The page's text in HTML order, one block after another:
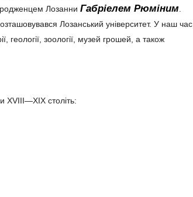
Лозанни Габріелем Рюміним.
Лозанський університет. У наш час
геології, зоології, музей грошей, а також
XVIII—XIX століть: